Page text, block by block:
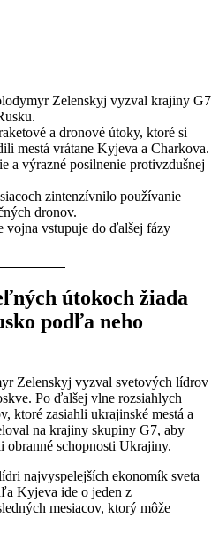
Zelenskyj vyzval krajiny G7
a dronové útoky, ktoré si
mestá vrátane Kyjeva a Charkova.
a výrazné posilnenie protivzdušnej
zintenzívnilo používanie
dronov.
vojna vstupuje do ďalšej fázy
útokoch žiada
podľa neho
Zelenskyj vyzval svetových lídrov
Po ďalšej vlne rozsiahlych
ktoré zasiahli ukrajinské mestá a
na krajiny skupiny G7, aby
schopnosti Ukrajiny.
najvyspelejších ekonomík sveta
Kyjeva ide o jeden z
mesiacov, ktorý môže